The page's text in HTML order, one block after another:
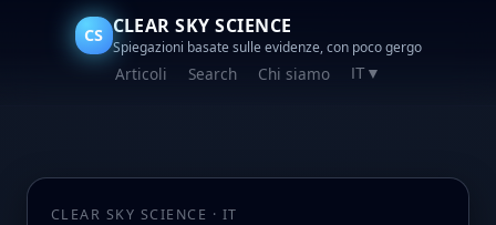
CS CLEAR SKY SCIENCE
Spiegazioni basate sulle evidenze, con poco gergo
Articoli Search Chi siamo IT ▼
CLEAR SKY SCIENCE · IT